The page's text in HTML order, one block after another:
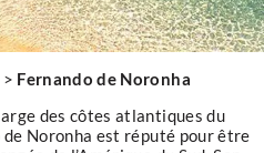
> Fernando de Noronha
des côtes atlantiques du
Noronha est réputé pour être